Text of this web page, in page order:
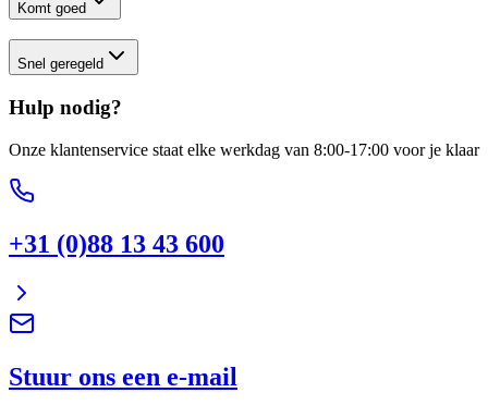
Komt goed
Snel geregeld
Hulp nodig?
Onze klantenservice staat elke werkdag van 8:00-17:00 voor je klaar
+31 (0)88 13 43 600
Stuur ons een e-mail